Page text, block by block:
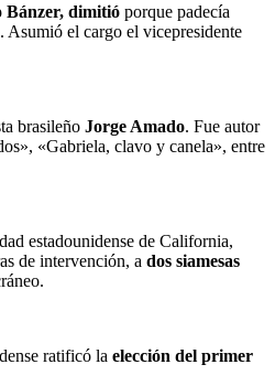
Bánzer, dimitió porque padecía
Asumió el cargo el vicepresidente
brasileño Jorge Amado. Fue autor
«Gabriela, clavo y canela», entre
estadounidense de California,
de intervención, a dos siamesas
ratificó la elección del primer